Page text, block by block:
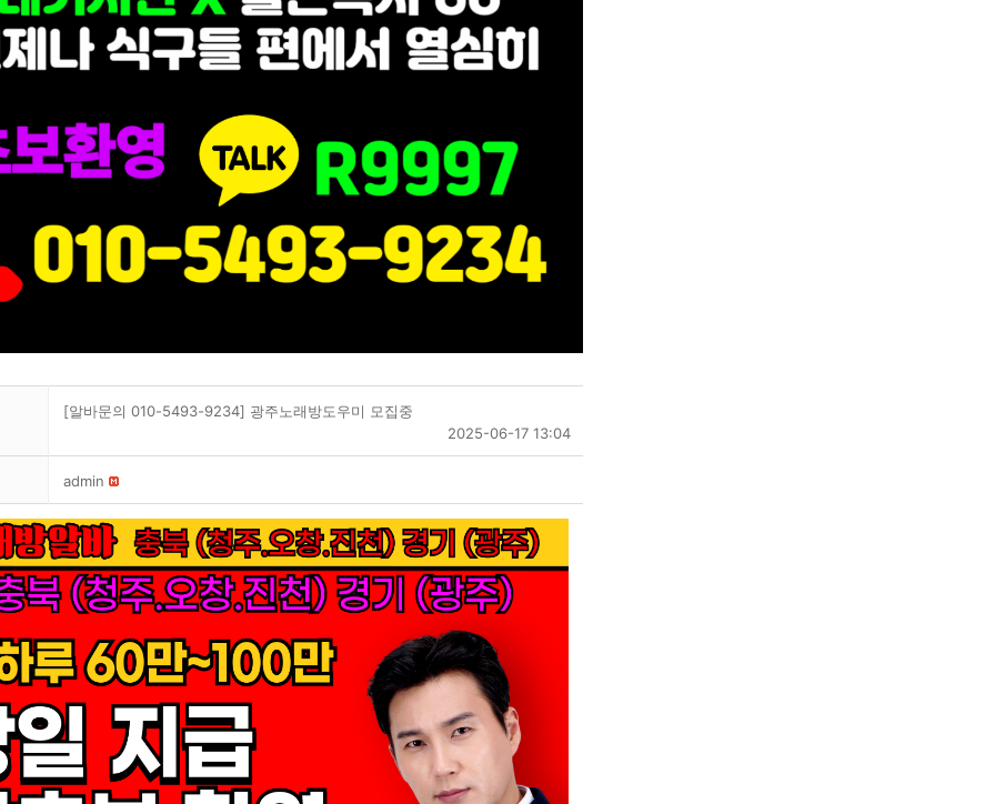
[알바문의 010-5493-9234] 광주노래방도우미 모집중
2025-06-17 13:04
admin